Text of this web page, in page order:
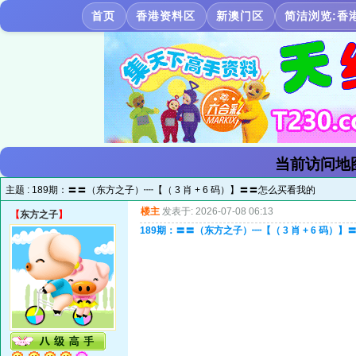
首页 香港资料区 新澳门区 简洁浏览:香
当前访问地
主题 : 189期：〓〓（东方之子）┉【（ 3 肖 + 6 码）】〓〓怎么买看我的
【东方之子】 楼主 发表于: 2026-07-08 06:13
189期：〓〓（东方之子）┉【（ 3 肖 + 6 码）】